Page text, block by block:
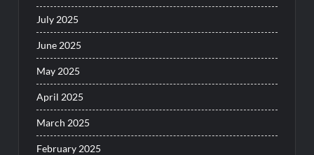
July 2025
June 2025
May 2025
April 2025
March 2025
February 2025